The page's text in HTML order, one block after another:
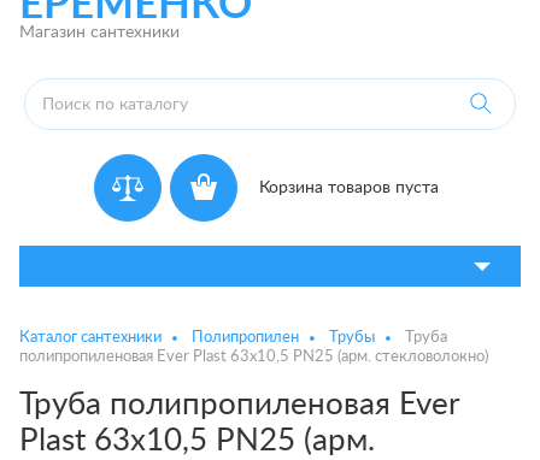
Магазин сантехники
Корзина товаров пуста
Каталог сантехники Полипропилен Трубы
Труба
полипропиленовая Ever Plast 63х10,5 PN25 (арм. стекловолокно)
Труба полипропиленовая Ever
Plast 63х10,5 PN25 (арм.